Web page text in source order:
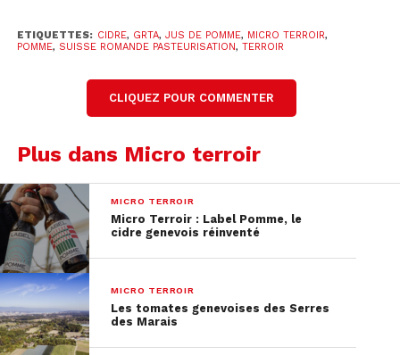
ETIQUETTES: CIDRE, GRTA, JUS DE POMME, MICRO TERROIR,
POMME, SUISSE ROMANDE PASTEURISATION, TERROIR
CLIQUEZ POUR COMMENTER
Plus dans Micro terroir
MICRO TERROIR
Micro Terroir : Label Pomme, le
cidre genevois réinventé
MICRO TERROIR
Les tomates genevoises des Serres
des Marais